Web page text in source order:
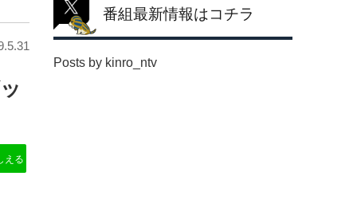
える
番組最新情報はコチラ
Posts by kinro_ntv